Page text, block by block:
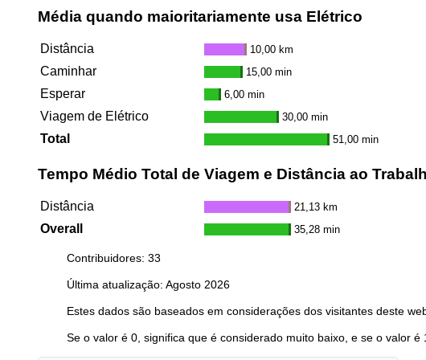
Média quando maioritariamente usa Elétrico
Distância 10,00 km
Caminhar 15,00 min
Esperar 6,00 min
Viagem de Elétrico 30,00 min
Total 51,00 min
Tempo Médio Total de Viagem e Distância ao
Distância 21,13 km
Overall 35,28 min
Contribuidores: 33
Última atualização: Agosto 2026
Estes dados são baseados em considerações dos visitantes deste
Se o valor é 0, significa que é considerado muito baixo, e se o valor é